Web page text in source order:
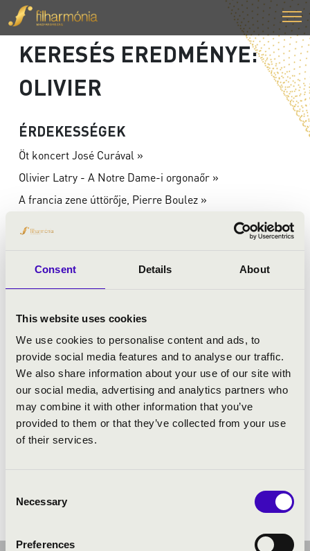
Consent Details About
This website uses cookies
We use cookies to personalise content and ads, to
provide social media features and to analyse our traffic.
We also share information about your use of our site with
our social media, advertising and analytics partners who
may combine it with other information that you’ve
provided to them or that they’ve collected from your use
of their services.
Selection
Necessary
Preferences
KERESÉS EREDMÉNYE:
OLIVIER
ÉRDEKESSÉGEK
Öt koncert José Curával »
Olivier Latry - A Notre Dame-i orgonaőr »
A francia zene úttörője, Pierre Boulez »
Filharmónia Orgonabérlet - Veszprém »
ZSŰRITAGOK
Balázs János (Liszt Ferenc Nemzetközi Zongoraverseny)
»
Jan Jiracek von Arnim (Liszt Ferenc Nemzetközi
Zongoraverseny) »
Karmesterverseny) »